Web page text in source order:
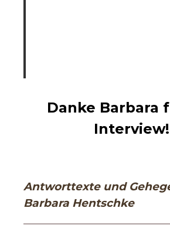
Danke Barbara
Interview!
Antworttexte und
Barbara Hentschke